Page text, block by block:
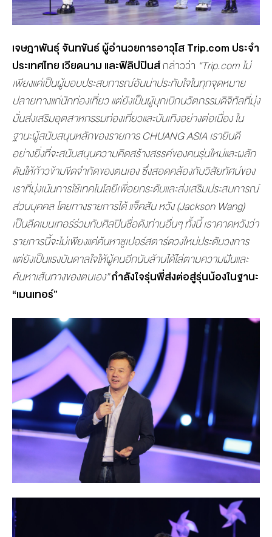
เจษฎาพันธุ์ จันทขันธ์ ผู้อำนวยการอาวุโสTrip.com ประจำ
ประเทศไทย เวียดนาม และฟิลิปปินส์กล่าวว่า “Trip.com ไม่
เพียงแค่เป็นผู้มอบประสบการณ์อันน่าประทับใจในทุกจุดหมาย
ปลายทางแก่นักท่องเที่ยว แต่ยังเป็นผู้บุกเบิกนวัตกรรมดิจิทัลที่มุ่ง
มั่นส่งเสริมอุตสาหกรรมท่องเที่ยวและบันเทิงอย่างต่อเนื่อง ใน
ฐานะผู้สนับสนุนหลักของรายการ CHUANG ASIA เรายินดี
อย่างยิ่งที่จะสนับสนุนความคิดสร้างสรรค์ของคนรุ่นใหม่และผลัก
ดันให้ก้าวข้ามขีดจำกัดของตนเอง ซึ่งสอดคล้องกับวิสัยทัศน์ของ
เราที่มุ่งเน้นการใช้เทคโนโลยีเพื่อยกระดับและส่งเสริมประสบการณ์
ส่วนบุคคล โดยทางรายการได้ แจ็คสัน หวัง (Jackson Wang)
เป็นลีดเมนเทอร์ร่วมกับศิลปินชื่อดังท่านอื่นๆ ทั้งนี้ เราคาดหวังว่า
รายการนี้จะไม่เพียงแค่ค้นหาซูเปอร์สตาร์ดวงใหม่ประดับวงการ
แต่ยังเป็นแรงบันดาลใจให้ผู้คนอีกนับล้านได้ไล่ตามความฝันและ
ค้นหาเส้นทางของตนเอง”กำลังใจรุ่นพี่ส่งต่อสู่รุ่นน้องในฐานะ
“เมนเทอร์”